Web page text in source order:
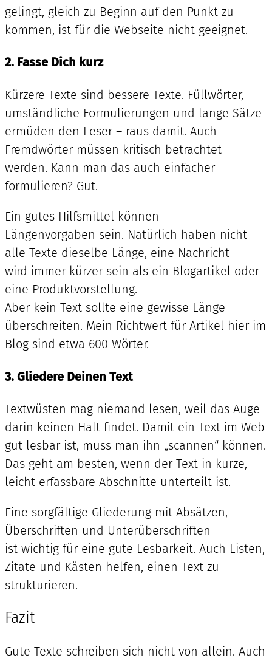
gelingt, gleich zu Beginn auf den Punkt zu
kommen, ist für die Webseite nicht geeignet.
2. Fasse Dich kurz
Kürzere Texte sind bessere Texte. Füllwörter,
umständliche Formulierungen und lange Sätze
ermüden den Leser – raus damit. Auch
Fremdwörter müssen kritisch betrachtet
werden. Kann man das auch einfacher
formulieren? Gut.
Ein gutes Hilfsmittel können
Längenvorgaben sein. Natürlich haben nicht
alle Texte dieselbe Länge, eine Nachricht
wird immer kürzer sein als ein Blogartikel oder
eine Produktvorstellung.
Aber kein Text sollte eine gewisse Länge
überschreiten. Mein Richtwert für Artikel hier im
Blog sind etwa 600 Wörter.
3. Gliedere Deinen Text
Textwüsten mag niemand lesen, weil das Auge
darin keinen Halt findet. Damit ein Text im Web
gut lesbar ist, muss man ihn „scannen“ können.
Das geht am besten, wenn der Text in kurze,
leicht erfassbare Abschnitte unterteilt ist.
Eine sorgfältige Gliederung mit Absätzen,
Überschriften und Unterüberschriften
ist wichtig für eine gute Lesbarkeit. Auch Listen,
Zitate und Kästen helfen, einen Text zu
strukturieren.
Fazit
Gute Texte schreiben sich nicht von allein. Auch